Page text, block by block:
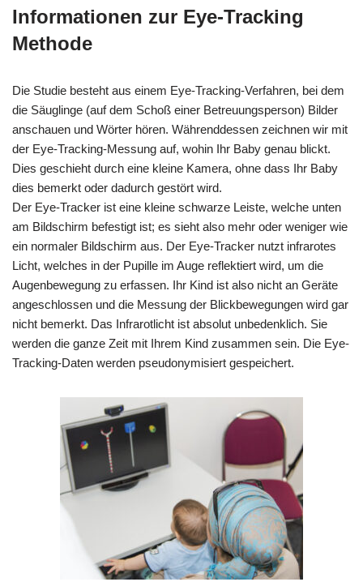
Informationen zur Eye-Tracking
Methode
Die Studie besteht aus einem Eye-Tracking-Verfahren, bei dem
die Säuglinge (auf dem Schoß einer Betreuungsperson) Bilder
anschauen und Wörter hören. Währenddessen zeichnen wir mit
der Eye-Tracking-Messung auf, wohin Ihr Baby genau blickt.
Dies geschieht durch eine kleine Kamera, ohne dass Ihr Baby
dies bemerkt oder dadurch gestört wird.
Der Eye-Tracker ist eine kleine schwarze Leiste, welche unten
am Bildschirm befestigt ist; es sieht also mehr oder weniger wie
ein normaler Bildschirm aus. Der Eye-Tracker nutzt infrarotes
Licht, welches in der Pupille im Auge reflektiert wird, um die
Augenbewegung zu erfassen. Ihr Kind ist also nicht an Geräte
angeschlossen und die Messung der Blickbewegungen wird gar
nicht bemerkt. Das Infrarotlicht ist absolut unbedenklich. Sie
werden die ganze Zeit mit Ihrem Kind zusammen sein. Die Eye-
Tracking-Daten werden pseudonymisiert gespeichert.